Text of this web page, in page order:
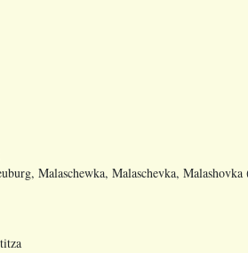
Malaschewka, Malaschevka,